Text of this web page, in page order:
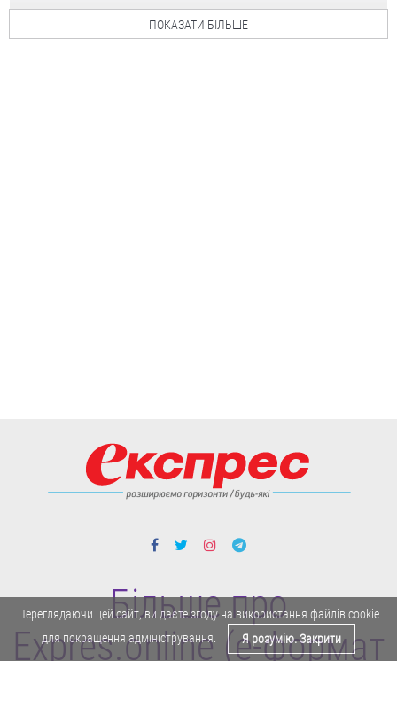
ПОКАЗАТИ БІЛЬШЕ
Більше про
Expres.online (e-формат
Переглядаючи цей сайт, ви даєте згоду на використання файлів cookie
для покращення адміністрування.
Я розумію. Закрити